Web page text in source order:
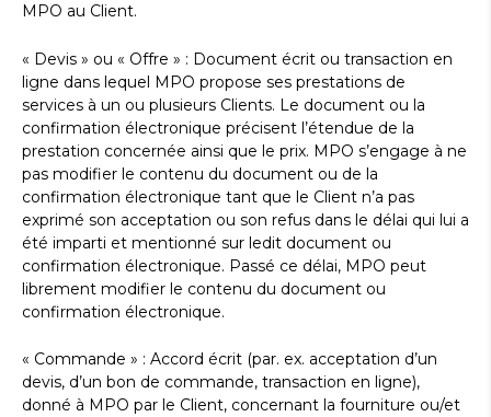
MPO au Client.
« Devis » ou « Offre » : Document écrit ou transaction en
ligne dans lequel MPO propose ses prestations de
services à un ou plusieurs Clients. Le document ou la
confirmation électronique précisent l’étendue de la
prestation concernée ainsi que le prix. MPO s’engage à ne
pas modifier le contenu du document ou de la
confirmation électronique tant que le Client n’a pas
exprimé son acceptation ou son refus dans le délai qui lui a
été imparti et mentionné sur ledit document ou
confirmation électronique. Passé ce délai, MPO peut
librement modifier le contenu du document ou
confirmation électronique.
« Commande » : Accord écrit (par. ex. acceptation d’un
devis, d’un bon de commande, transaction en ligne),
donné à MPO par le Client, concernant la fourniture ou/et